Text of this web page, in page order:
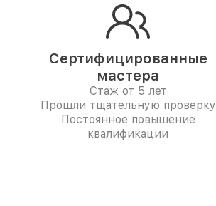
Сертифицированные
мастера
Стаж от 5 лет
Прошли тщательную проверку
Постоянное повышение
квалификации